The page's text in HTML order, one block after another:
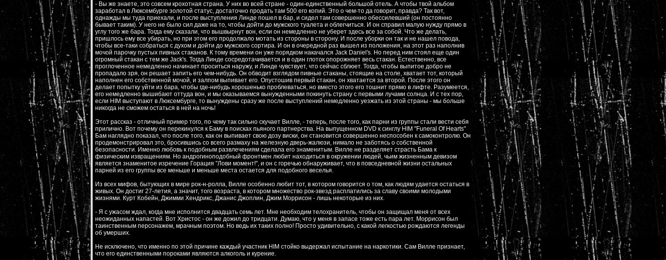
- Вы же знаете, это совсем крохотная страна. У них во всей стране - один-единственный большой отель. А чтобы твой альбом
заработал в Люксембурге золотой статус, достаточно продать там 500 его копий. Это о чем-то да говорит, правда? Так вот,
однажды мы туда приехали, и после выступления Линде пошел в бар, и сидел там совершенно обессилевший (он постоянно
бывает таким). У него не было сил даже на то, чтобы дойти до мужского туалета и облегчиться. И он справил малую нужду прямо в
углу того же бара. Тогда ему сказали, что вышвырнут вон, если он немедленно не уберет здесь все за собой. Что же делать,
пришлось ему все убирать, но при этом его продолжало мотать из стороны в сторону. И после уборки он так и не нашел повода,
чтобы все-таки собраться с духом и дойти до мужского сортира. И он в очередной раз вышел из положения, на этот раз наполнив
мочой парочку пустых пивных стаканов. К тому времени он уже порядком накачался Jack Daniel's. Но перед ним стоял еще один
огромный стакан с тем же Jack's. Тогда Линде сосредотачивается и в один глоток опорожняет весь стакан. Естественно, все
проглоченное немедленно начинает проситься наружу, и Линде чувствует, что сейчас сблюет. Тогда, чтобы выпитое добро не
пропадало зря, он решает запить его чем-нибудь. Он обводит взглядом пивные стаканы, стоящие на столе, хватает тот, который
наполнен его собственной мочой, и залпом выпивает его. Опустошив первый стакан, он хватается за второй. После этого он
делает попытку уйти из бара, чтобы где-нибудь хорошенько проблеваться, но вместо этого его тошнит прямо в лифте. Разумеется,
его немедленно вышибают оттуда вон, и мы оказываемся вынужденными покинуть страну с первыми лучами солнца. И с тех пор,
если HIM выступают в Люксембурге, то вынуждены сразу же после выступлений немедленно уезжать из этой страны - мы больше
никогда не сможем остаться в ней на ночь!
Этот рассказ - отличный пример того, по чему так сильно скучает Вилле, - теперь, после того, как парни из группы стали вести себя
прилично. Вот почему он перекинулся к Баму в поисках пьяного партнерства. На выпущенном DVD к синглу HIM "Funeral Of Hearts"
Бам наглядно показал, что после того, как он выпивает свою дозу виски, он становится совершенно неспособен к самоконтролю. Он
продемонстрировал это, бросившись со всего размаху на железную дверь-жалюзи, нимало не заботясь о собственной
безопасности. Именно любовь к подобным развлечениям сделала его знаменитым. Вилле не разделяет страсть Бама к
физическим извращениям. Но андрогиноподобный фронтмен любит находиться в окружении людей, чьим жизненным девизом
является знаменитое изречение Горация "Лови момент!", и он с горечью обнаруживает, что в повседневной жизни остальных
парней из его группы все меньше и меньше места остается для подобного веселья.
Из всех мифов, бытующих в мире рок-н-ролла, Вилле особенно любит тот, в котором говорится о том, как людям удается остаться в
живых. Он достиг 27-летия, а значит, того возраста, в котором множество рок-звезд расплатились за славу своими молодыми
жизнями. Курт Кобейн, Джимми Хендрикс, Джанис Джоплин, Джим Моррисон - лишь некоторые из них.
- Я с ужасом ждал, когда мне исполнится двадцать семь лет. Мне необходим телохранитель, чтобы он защищал меня от всех
неожиданных напастей. Вот Христос - он же дожил до тридцати. Думаю, что у меня в запасе тоже есть пара лет. Моррисон был
таинственным персонажем, мрачным поэтом. Но ведь их таких полно! Просто удивительно, с какой легкостью рождаются легенды
об умерших.
Не исключено, что именно по этой причине каждый участник HIM стойко выдержал испытание на наркотики. Сам Вилле признает,
что его единственными пороками являются алкоголь и курение.